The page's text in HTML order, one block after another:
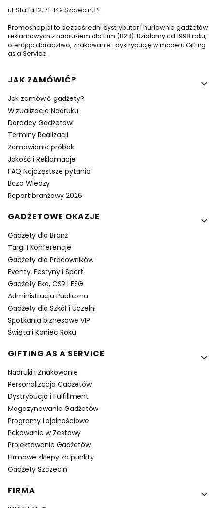
ul. Staffa 12, 71-149 Szczecin, PL
Promoshop.pl to bezpośredni dystrybutor i hurtownia gadżetów
reklamowych z nadrukiem dla firm (B2B). Działamy od 1998 roku,
oferując doradztwo, znakowanie i dystrybucję w modelu Gifting
as a Service.
Linki w stopce
JAK ZAMÓWIĆ?
Jak zamówić gadżety?
Wizualizacje Nadruku
Doradcy Gadżetowi
Terminy Realizacji
Zamawianie próbek
Jakość i Reklamacje
FAQ Najczęstsze pytania
Baza Wiedzy
Raport branżowy 2026
GADŻETOWE OKAZJE
Gadżety dla Branż
Targi i Konferencje
Gadżety dla Pracowników
Eventy, Festyny i Sport
Gadżety Eko, CSR i ESG
Administracja Publiczna
Gadżety dla Szkół i Uczelni
Spotkania biznesowe VIP
Święta i Koniec Roku
GIFTING AS A SERVICE
Nadruki i Znakowanie
Personalizacja Gadżetów
Dystrybucja i Fulfillment
Magazynowanie Gadżetów
Programy Lojalnościowe
Pakowanie w Zestawy
Projektowanie Gadżetów
Firmowe sklepy za punkty
Gadżety Szczecin
FIRMA